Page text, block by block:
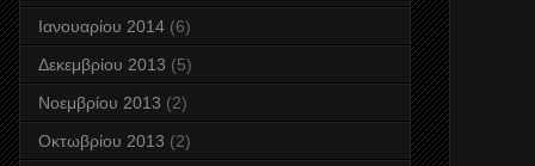
Ιανουαρίου 2014 (6)
Δεκεμβρίου 2013 (5)
Νοεμβρίου 2013 (2)
Οκτωβρίου 2013 (2)